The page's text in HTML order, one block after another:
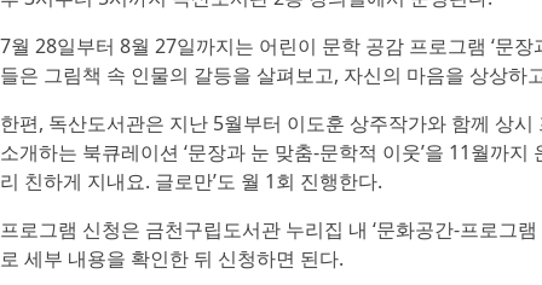
7월 28일부터 8월 27일까지는 어린이 문학 공감 프로그램 ‘문
들은 그림책 속 인물의 갈등을 살펴보고, 자신의 마음을 상상하
한편, 독산도서관은 지난 5월부터 이도훈 상주작가와 함께 상
소개하는 북큐레이션 ‘문장과 눈 맞춤-문학적 이웃’을 11월까
리 친하게 지내요. 글로만’도 월 1회 진행한다.
프로그램 신청은 금천구립도서관 누리집 내 ‘문화공간-프로그
로 세부 내용을 확인한 뒤 신청하면 된다.